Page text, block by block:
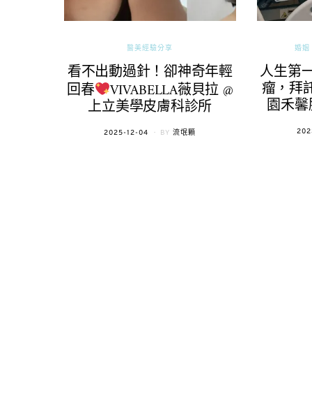
醫美經驗分享
看不出動過針！卻神奇年輕
回春 VIVABELLA薇貝拉 @
上立美學皮膚科診所
POSTED
2025-12-04 BY 流氓顆
婚姻
人生第
瘤，拜
園禾